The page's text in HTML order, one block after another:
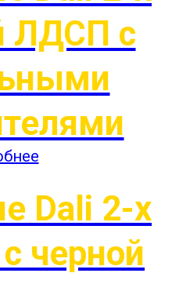
ЛДСП с
Dali 2-х
черной